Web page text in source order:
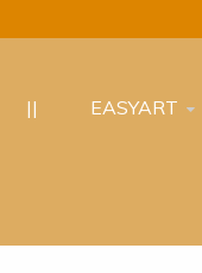
|| EASYART